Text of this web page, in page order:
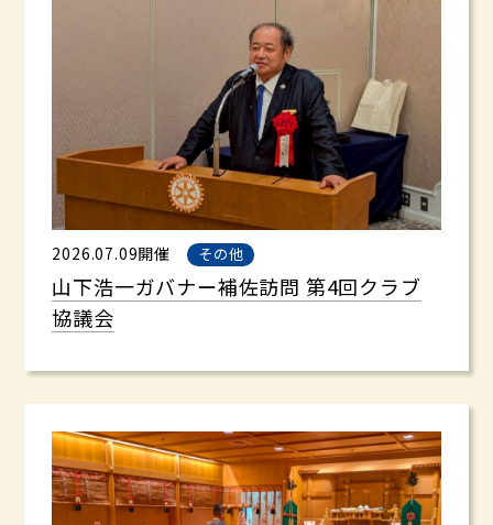
2026.07.09開催 その他
山下浩一ガバナー補佐訪問 第4回クラブ
協議会